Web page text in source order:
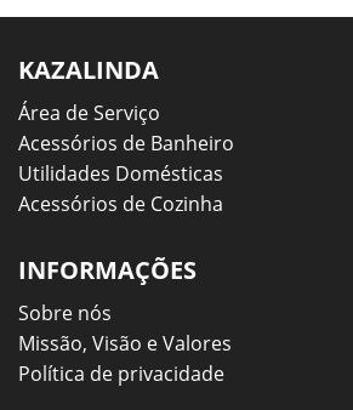
KAZALINDA
Área de Serviço
Acessórios de Banheiro
Utilidades Domésticas
Acessórios de Cozinha
INFORMAÇÕES
Sobre nós
Missão, Visão e Valores
Política de privacidade